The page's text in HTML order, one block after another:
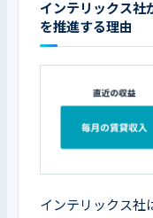
インテリックス社
を推進する理由
インテリックス社